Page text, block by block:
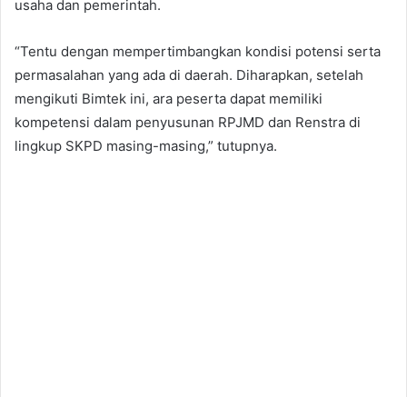
usaha dan pemerintah.
“Tentu dengan mempertimbangkan kondisi potensi serta
permasalahan yang ada di daerah. Diharapkan, setelah
mengikuti Bimtek ini, ara peserta dapat memiliki
kompetensi dalam penyusunan RPJMD dan Renstra di
lingkup SKPD masing-masing,” tutupnya.